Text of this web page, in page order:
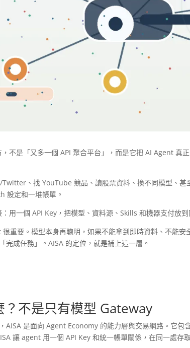
，不是「又多一個 API 聚合平台」，而是它把 AI Agent 真
、找 YouTube 競品、讀股票資料、換不同模型、甚
設定和一堆帳單。
用一個 API Key，把模型、資料源、Skills 和機器支付放到
重要。模型本身再聰明，如果不能拿到即時資料、不能
完成任務」。AISA 的定位，就是補上這一層。
？不是只有模型 Gateway
AISA 是面向 Agent Economy 的能力層與交易網路。它
讓 agent 用一個 API Key 和統一帳單關係，在同一處存